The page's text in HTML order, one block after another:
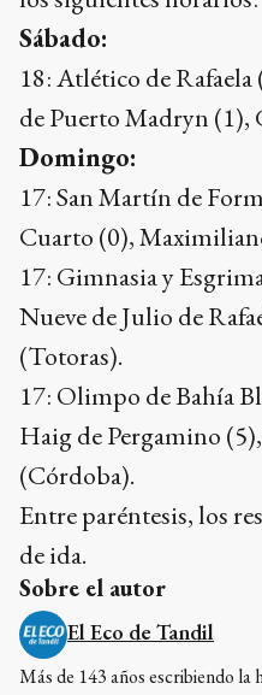
Sábado:
18: Atlético de
de Puerto Madryn (1),
Domingo:
17: San Martín de
Cuarto (0),
17: Gimnasia y
Nueve de Julio de
(Totoras).
17: Olimpo de Bahía
Haig de Pergamino
(Córdoba).
Entre paréntesis, los
de ida.
Sobre el autor
El Eco de Tandil
Más de 143 años escribiendo la